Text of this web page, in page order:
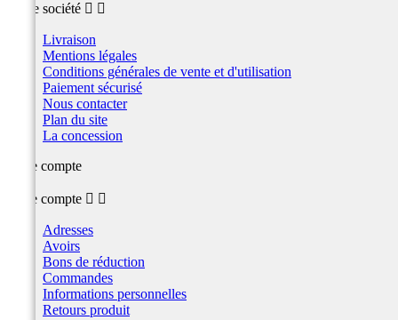
Notre société  
Livraison
Mentions légales
Conditions générales de vente et d'utilisation
Paiement sécurisé
Nous contacter
Plan du site
La concession
Votre compte
Votre compte  
Adresses
Avoirs
Bons de réduction
Commandes
Informations personnelles
Retours produit